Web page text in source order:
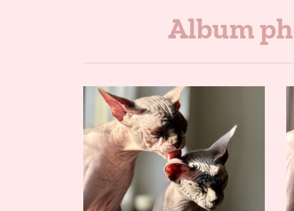
Album